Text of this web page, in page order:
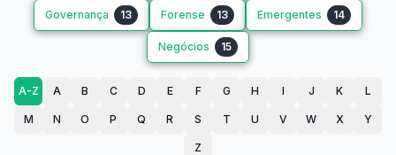
Governança 13 Forense 13 Emergentes 14
Negócios 15
A-Z A B C D E F G H I J K L
M N O P Q R S T U V W X Y
Z